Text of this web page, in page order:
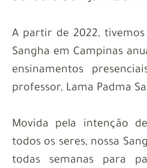
A partir de 2022,
Sangha em Campinas
ensinamentos
professor, Lama Padma
Movida pela intenção
todos os seres, nossa
todas semanas para